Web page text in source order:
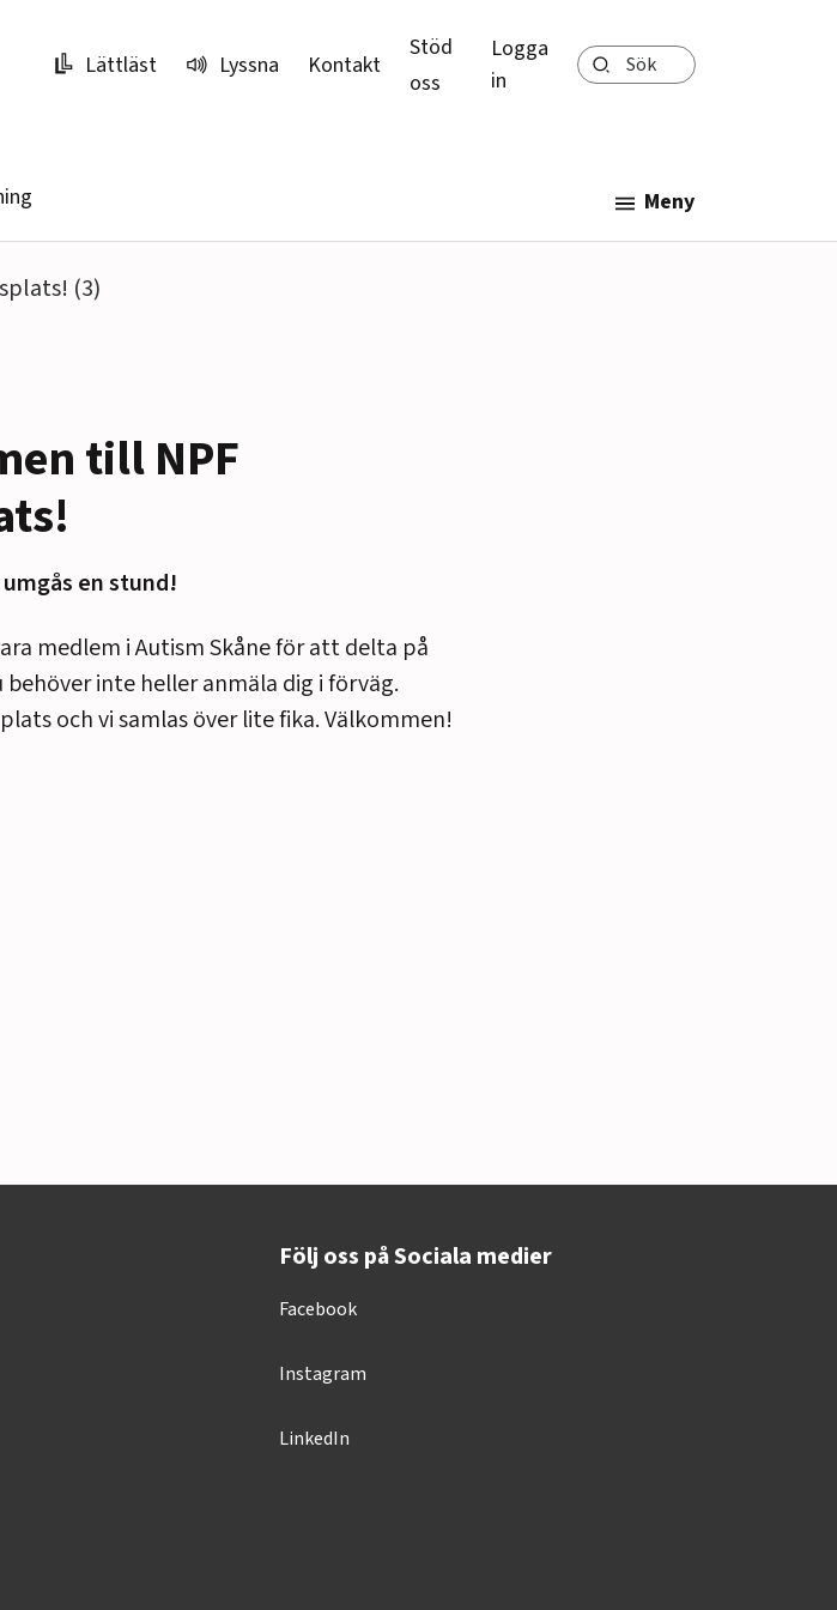
Lättläst Lyssna Kontakt
Stöd
oss
Logga
in
Sök
Meny
(3)
till NPF
en stund!
medlem i Autism Skåne för att delta på
inte heller anmäla dig i förväg.
och vi samlas över lite fika. Välkommen!
Följ oss på Sociala medier
Facebook
Instagram
LinkedIn